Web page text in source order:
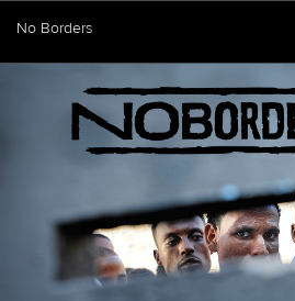
No Borders